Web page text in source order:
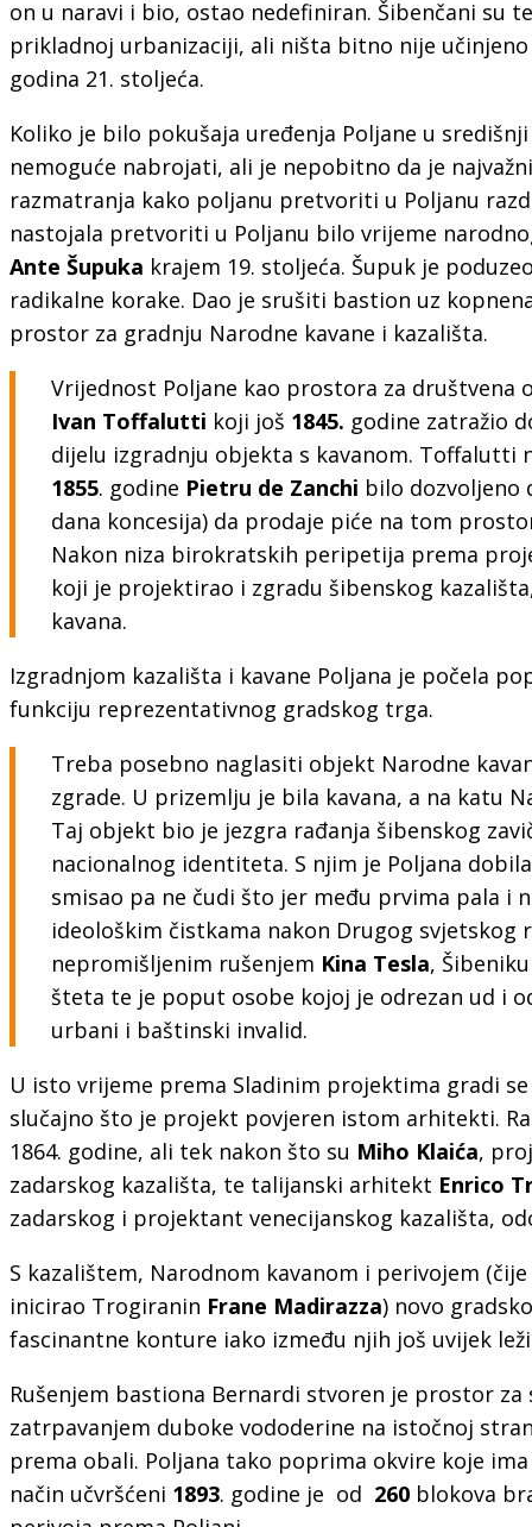
on u naravi i bio, ostao nedefiniran. Šibenčani su
prikladnoj urbanizaciji, ali ništa bitno nije učinjeno
godina 21. stoljeća.
Koliko je bilo pokušaja uređenja Poljane u
nemoguće nabrojati, ali je nepobitno da je
razmatranja kako poljanu pretvoriti u Poljanu
nastojala pretvoriti u Poljanu bilo vrijeme
Ante Šupuka krajem 19. stoljeća. Šupuk je
radikalne korake. Dao je srušiti bastion uz
prostor za gradnju Narodne kavane i kazališta.
Vrijednost Poljane kao prostora za društvena
Ivan Toffalutti koji još 1845. godine zatražio
dijelu izgradnju objekta s kavanom. Toffalutti
1855. godine Pietru de Zanchi bilo dozvoljeno
dana koncesija) da prodaje piće na tom
Nakon niza birokratskih peripetija prema
koji je projektirao i zgradu šibenskog
kavana.
Izgradnjom kazališta i kavane Poljana je počela
funkciju reprezentativnog gradskog trga.
Treba posebno naglasiti objekt Narodne
zgrade. U prizemlju je bila kavana, a na katu
Taj objekt bio je jezgra rađanja šibenskog
nacionalnog identiteta. S njim je Poljana
smisao pa ne čudi što jer među prvima pala i
ideološkim čistkama nakon Drugog svjetskog
nepromišljenim rušenjem Kina Tesla,
šteta te je poput osobe kojoj je odrezan ud i
urbani i baštinski invalid.
U isto vrijeme prema Sladinim projektima gradi
slučajno što je projekt povjeren istom arhitekti.
1864. godine, ali tek nakon što su Miho Klaića,
zadarskog kazališta, te talijanski arhitekt Enrico
zadarskog i projektant venecijanskog kazališta,
S kazalištem, Narodnom kavanom i perivojem
inicirao Trogiranin Frane Madirazza) novo
fascinantne konture iako između njih još uvijek
Rušenjem bastiona Bernardi stvoren je prostor
zatrpavanjem duboke vododerine na istočnoj
prema obali. Poljana tako poprima okvire koje
način učvršćeni 1893. godine je od 260blokova